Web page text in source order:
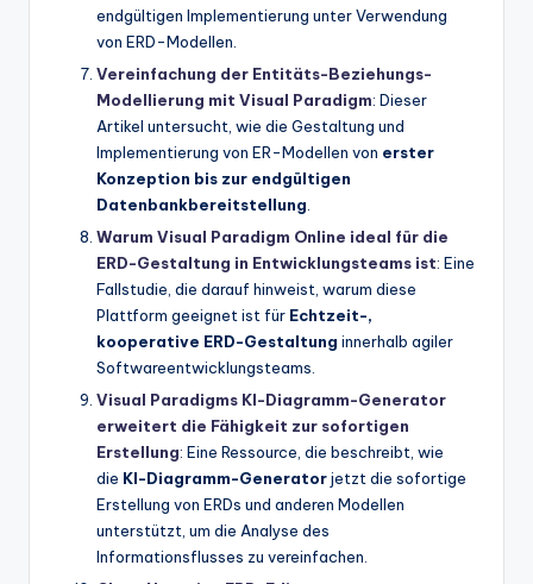
endgültigen Implementierung unter Verwendung
von ERD-Modellen.
Vereinfachung der Entitäts-Beziehungs-
Modellierung mit Visual Paradigm: Dieser
Artikel untersucht, wie die Gestaltung und
Implementierung von ER-Modellen von erster
Konzeption bis zur endgültigen
Datenbankbereitstellung
Warum Visual Paradigm Online ideal für die
ERD-Gestaltung in Entwicklungsteams ist: Eine
Fallstudie, die darauf hinweist, warum diese
Plattform geeignet ist für Echtzeit-,
kooperative ERD-Gestaltung innerhalb agiler
Softwareentwicklungsteams.
Visual Paradigms KI-Diagramm-Generator
erweitert die Fähigkeit zur sofortigen
Erstellung: Eine Ressource, die beschreibt, wie
die KI-Diagramm-Generatorjetzt die sofortige
Erstellung von ERDs und anderen Modellen
unterstützt, um die Analyse des
Informationsflusses zu vereinfachen.